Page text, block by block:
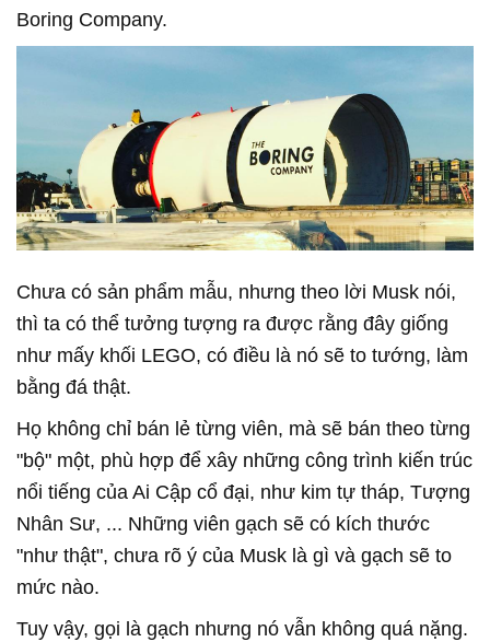
Boring Company.
Chưa có sản phẩm mẫu, nhưng theo lời Musk nói,
thì ta có thể tưởng tượng ra được rằng đây giống
như mấy khối LEGO, có điều là nó sẽ to tướng, làm
bằng đá thật.
Họ không chỉ bán lẻ từng viên, mà sẽ bán theo từng
"bộ" một, phù hợp để xây những công trình kiến trúc
nổi tiếng của Ai Cập cổ đại, như kim tự tháp, Tượng
Nhân Sư, ... Những viên gạch sẽ có kích thước
"như thật", chưa rõ ý của Musk là gì và gạch sẽ to
mức nào.
Tuy vậy, gọi là gạch nhưng nó vẫn không quá nặng.